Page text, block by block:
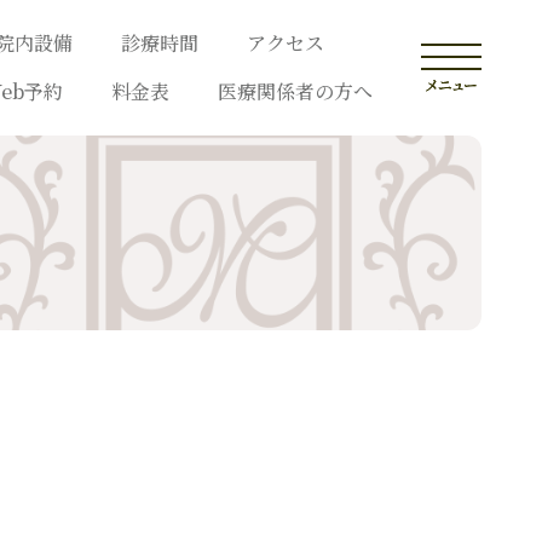
内設備 診療時間
アクセス
予約
料金表 医療関係者の方へ